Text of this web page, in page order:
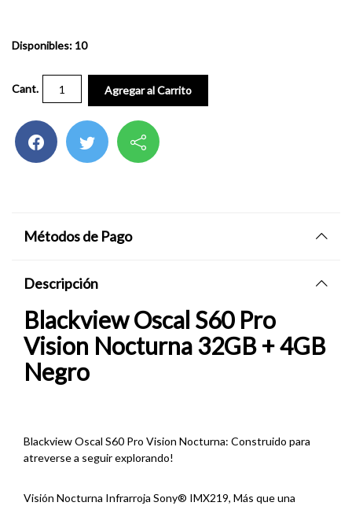
Disponibles: 10
Cant. Agregar al Carrito
Métodos de Pago
Descripción
Blackview Oscal S60 Pro
Vision Nocturna 32GB + 4GB
Negro
Blackview Oscal S60 Pro Vision Nocturna: Construido para
atreverse a seguir explorando!
Visión Nocturna Infrarroja Sony® IMX219, Más que una